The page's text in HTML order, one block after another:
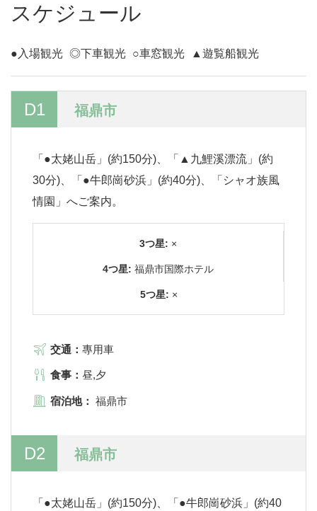
スケジュール
●入場観光 ◎下車観光 ○車窓観光 ▲遊覧船観光
D1 福鼎市
「●太姥山岳」(約150分)、「▲九鯉溪漂流」(約
30分)、「●牛郎崗砂浜」(約40分)、「シャオ族風
情園」へご案内。
3つ星: ×
4つ星: 福鼎市国際ホテル
5つ星: ×
交通： 專用車
食事： 昼,夕
宿泊地： 福鼎市
D2 福鼎市
「●太姥山岳」(約150分)、「●牛郎崗砂浜」(約40